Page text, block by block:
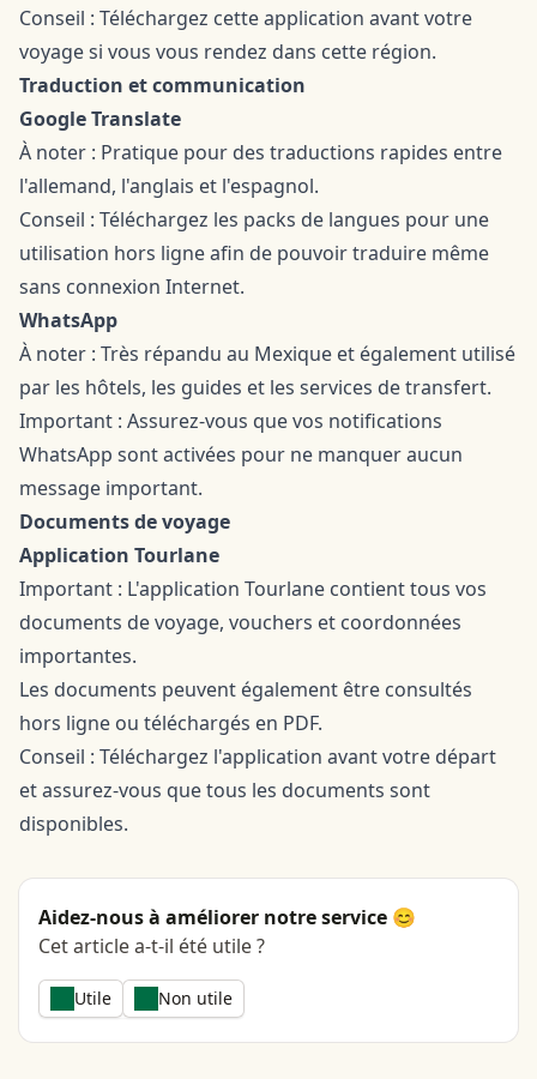
Conseil : Téléchargez cette application avant votre
voyage si vous vous rendez dans cette région.
Traduction et communication
Google Translate
À noter : Pratique pour des traductions rapides entre
l'allemand, l'anglais et l'espagnol.
Conseil : Téléchargez les packs de langues pour une
utilisation hors ligne afin de pouvoir traduire même
sans connexion Internet.
WhatsApp
À noter : Très répandu au Mexique et également utilisé
par les hôtels, les guides et les services de transfert.
Important : Assurez-vous que vos notifications
WhatsApp sont activées pour ne manquer aucun
message important.
Documents de voyage
Application Tourlane
Important : L'application Tourlane contient tous vos
documents de voyage, vouchers et coordonnées
importantes.
Les documents peuvent également être consultés
hors ligne ou téléchargés en PDF.
Conseil : Téléchargez l'application avant votre départ
et assurez-vous que tous les documents sont
disponibles.
Aidez-nous à améliorer notre service 😊
Cet article a-t-il été utile ?
Utile Non utile